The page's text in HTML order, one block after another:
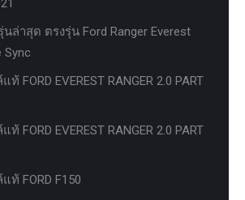
ล่าสุด ตรงรุ่น Ford Ranger Everest
Sync
FORD EVEREST RANGER 2.0 PART
FORD EVEREST RANGER 2.0 PART
ท้ FORD F150